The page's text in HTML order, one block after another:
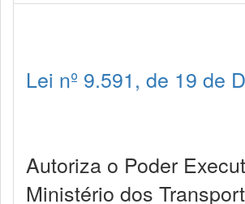
Lei nº 9.591, de 19 de
Autoriza o Poder
Ministério dos